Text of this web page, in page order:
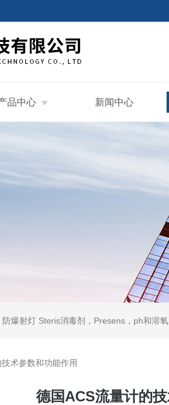
品中心 新闻中心
消毒剂，Presens，ph和溶氧，鲁米星lumiglas，
术参数和功能作用
德国ACS流量计的